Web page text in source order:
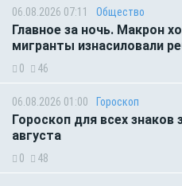
06.08.2026 07:11 Общество
Главное за ночь. Макрон
мигранты изнасиловали
0 46
06.08.2026 01:00 Гороскоп
Гороскоп для всех знаков
августа
0 48